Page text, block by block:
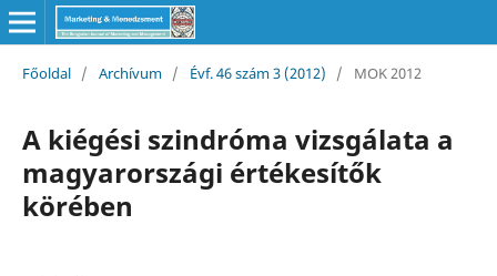
Főoldal / Archívum / Évf. 46 szám 3 (2012) / MOK 2012
A kiégési szindróma vizsgálata a
magyarországi értékesítők
körében